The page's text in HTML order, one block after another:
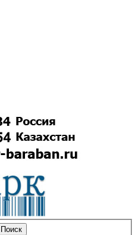
Поиск